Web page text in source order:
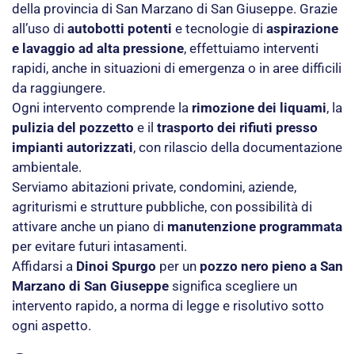
della provincia di San Marzano di San Giuseppe. Grazie
all’uso di autobotti potenti e tecnologie di aspirazione
e lavaggio ad alta pressione, effettuiamo interventi
rapidi, anche in situazioni di emergenza o in aree difficili
da raggiungere.
Ogni intervento comprende la rimozione dei liquami, la
pulizia del pozzetto e il trasporto dei rifiuti presso
impianti autorizzati, con rilascio della documentazione
ambientale.
Serviamo abitazioni private, condomini, aziende,
agriturismi e strutture pubbliche, con possibilità di
attivare anche un piano di manutenzione programmata
per evitare futuri intasamenti.
Affidarsi a Dinoi Spurgo per un pozzo nero pieno a San
Marzano di San Giuseppe significa scegliere un
intervento rapido, a norma di legge e risolutivo sotto
ogni aspetto.